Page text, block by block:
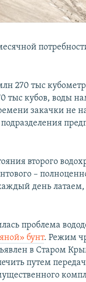
270 тыс
тыс кубов, воды
закачки не
второго
–
день
проблема
бунт. Режим
в Старом
путем